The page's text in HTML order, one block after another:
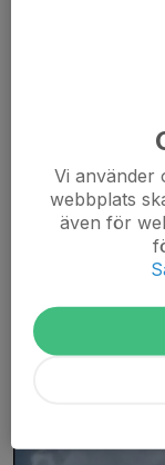
Nordiadagen 20
tipspromenad och
Resultat
Resultat
Invigning
0
Vi använder
webbplats
även för